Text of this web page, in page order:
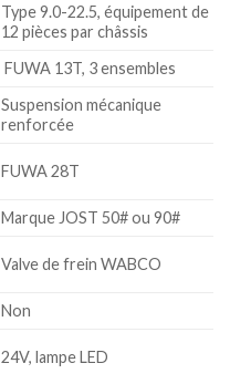
Type 9.0-22.5, équipement de
12 pièces par châssis
FUWA 13T, 3 ensembles
Suspension mécanique
renforcée
FUWA 28T
Marque JOST 50# ou 90#
Valve de frein WABCO
Non
24V, lampe LED